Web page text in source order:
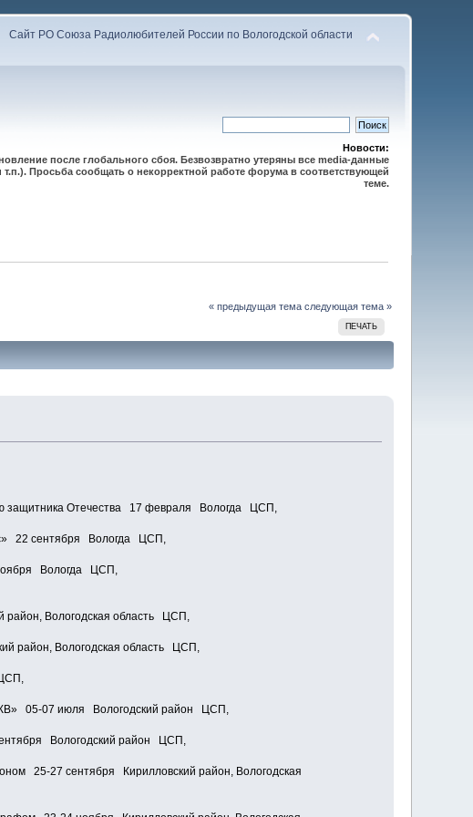
Сайт РО Союза Радиолюбителей России по Вологодской области
Новости:
после глобального сбоя. Безвозвратно утеряны все media-данные
т.п.). Просьба сообщать о некорректной работе форума в соответствующей
теме.
« предыдущая тема следующая тема »
ПЕЧАТЬ
защитника Отечества 17 февраля Вологда ЦСП,
22 сентября Вологда ЦСП,
Вологда ЦСП,
Вологодская область ЦСП,
район, Вологодская область ЦСП,
05-07 июля Вологодский район ЦСП,
Вологодский район ЦСП,
25-27 сентября Кирилловский район, Вологодская